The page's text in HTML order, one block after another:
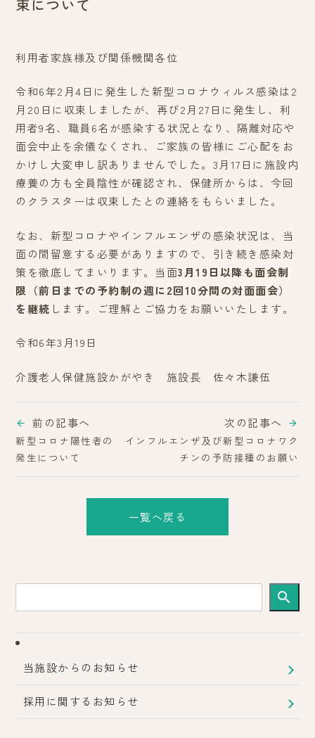
束について
利用者家族様及び関係機関各位
令和6年2月4日に発生した新型コロナウィルス感染は2
月20日に収束しましたが、再び2月27日に発生し、利
用者9名、職員6名が感染する状況となり、隔離対応や
面会中止を余儀なくされ、ご家族の皆様にご心配をお
かけし大変申し訳ありませんでした。3月17日に施設内
療養の方も全員陰性が確認され、保健所からは、今回
のクラスターは収束したとの連絡をもらいました。
なお、新型コロナやインフルエンザの感染状況は、当
面の間留意する必要がありますので、引き続き感染対
策を徹底してまいります。当面3月19日以降も面会制
限（前日までの予約制の週に2回10分間の対面面会）
を継続 します。ご理解とご協力をお願いいたします。
令和6年3月19日
介護老人保健施設かがやき 施設長 佐々木謙伍
前の記事へ
新型コロナ陽性者の
発生について
次の記事へ
インフルエンザ及び新型コロナワク
チンの予防接種のお願い
一覧へ戻る
search
当施設からのお知らせ
採用に関するお知らせ